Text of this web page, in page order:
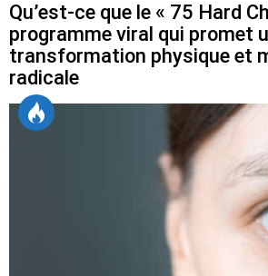
Qu’est-ce que le « 75 Hard
programme viral qui promet
transformation physique et
radicale